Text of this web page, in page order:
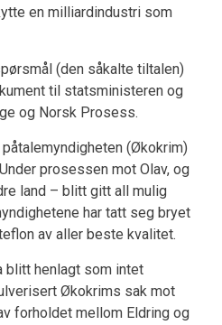
en milliardindustri som
(den såkalte tiltalen)
til statsministeren og
og Norsk Prosess.
(Økokrim)
prosessen mot Olav, og
land – blitt gitt all mulig
har tatt seg bryet
av aller beste kvalitet.
blitt henlagt som intet
Økokrims sak mot
forholdet mellom Eldring og